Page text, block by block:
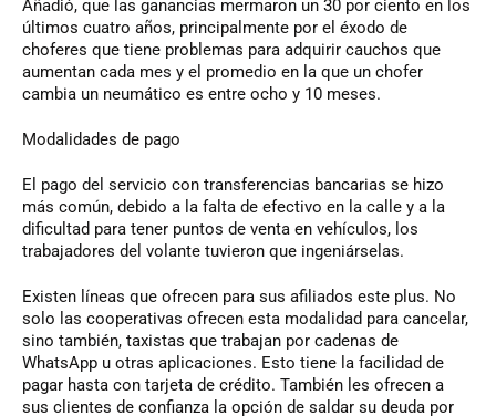
Añadió, que las ganancias mermaron un 30 por ciento en los
últimos cuatro años, principalmente por el éxodo de
choferes que tiene problemas para adquirir cauchos que
aumentan cada mes y el promedio en la que un chofer
cambia un neumático es entre ocho y 10 meses.
Modalidades de pago
El pago del servicio con transferencias bancarias se hizo
más común, debido a la falta de efectivo en la calle y a la
dificultad para tener puntos de venta en vehículos, los
trabajadores del volante tuvieron que ingeniárselas.
Existen líneas que ofrecen para sus afiliados este plus. No
solo las cooperativas ofrecen esta modalidad para cancelar,
sino también, taxistas que trabajan por cadenas de
WhatsApp u otras aplicaciones. Esto tiene la facilidad de
pagar hasta con tarjeta de crédito. También les ofrecen a
sus clientes de confianza la opción de saldar su deuda por